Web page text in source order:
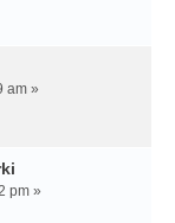
am »
pm »